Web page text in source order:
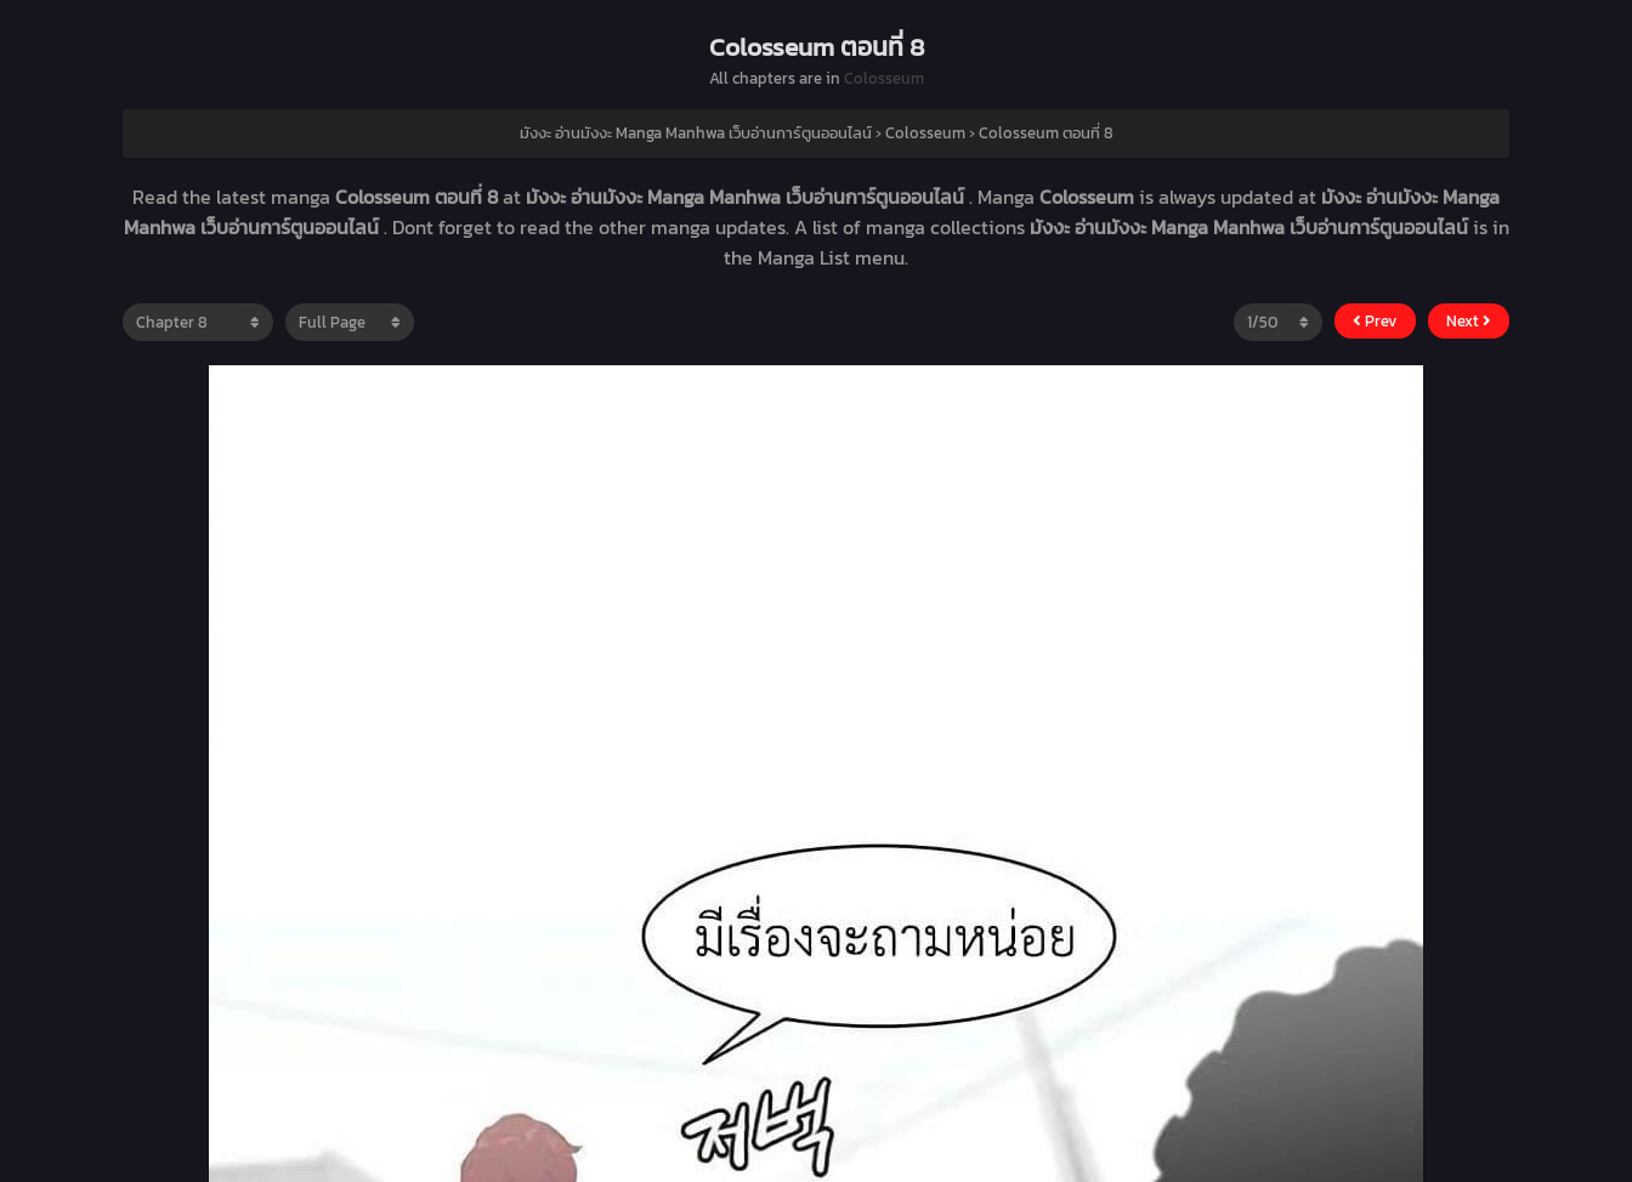
Colosseum ตอนที่ 8
All chapters are in Colosseum
มังงะ อ่านมังงะ Manga Manhwa เว็บอ่านการ์ตูนออนไลน์›Colosseum›Colosseum ตอนที่ 8
Read the latest manga Colosseum ตอนที่ 8at มังงะ อ่านมังงะ Manga Manhwa เว็บอ่านการ์ตูนออนไลน์. Manga Colosseumis always updated at มังงะ อ่านมังงะ Manga
Manhwa เว็บอ่านการ์ตูนออนไลน์. Dont forget to read the other manga updates. A list of manga collections มังงะ อ่านมังงะ Manga Manhwa เว็บอ่านการ์ตูนออนไลน์is in
the Manga List menu.
Prev Next